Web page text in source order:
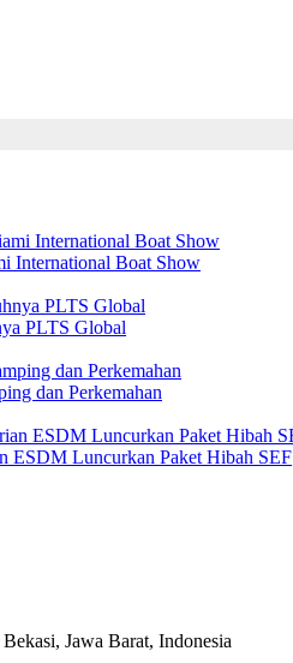
International Boat Show
PLTS Global
dan Perkemahan
ESDM Luncurkan Paket Hibah SEF
Jawa Barat, Indonesia